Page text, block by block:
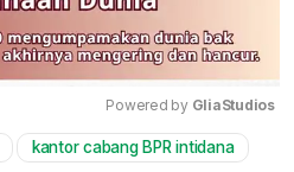
Mute
Powered by GliaStudios
kantor cabang BPR intidana